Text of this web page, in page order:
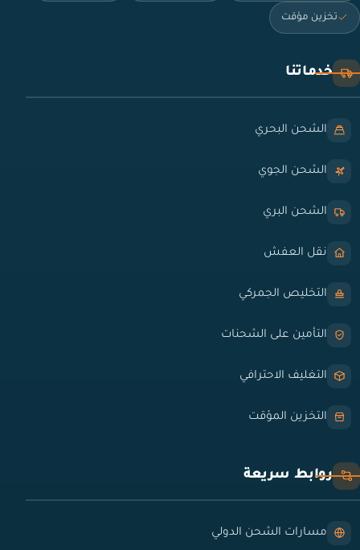
تخزين مؤقت
خدماتنا
الشحن البحري
الشحن الجوي
الشحن البري
نقل العفش
التخليص الجمركي
التأمين على الشحنات
التغليف الاحترافي
التخزين المؤقت
روابط سريعة
مسارات الشحن الدولي